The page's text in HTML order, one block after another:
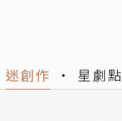
迷創作 星劇點